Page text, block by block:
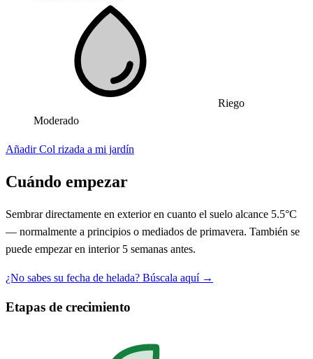
Riego
Moderado
Añadir Col rizada a mi jardín
Cuándo empezar
Sembrar directamente en exterior en cuanto el suelo alcance 5.5°C
— normalmente a principios o mediados de primavera. También se
puede empezar en interior 5 semanas antes.
¿No sabes su fecha de helada? Búscala aquí →
Etapas de crecimiento